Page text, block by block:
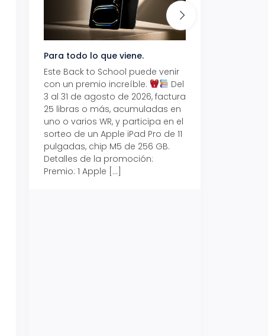
Para todo lo que viene.
Este Back to School puede venir
con un premio increíble.
Del
3 al 31 de agosto de 2026, factura
25 libras o más, acumuladas en
uno o varios WR, y participa en el
sorteo de un Apple iPad Pro de 11
pulgadas, chip M5 de 256 GB.
Detalles de la promoción:
Premio: 1 Apple […]